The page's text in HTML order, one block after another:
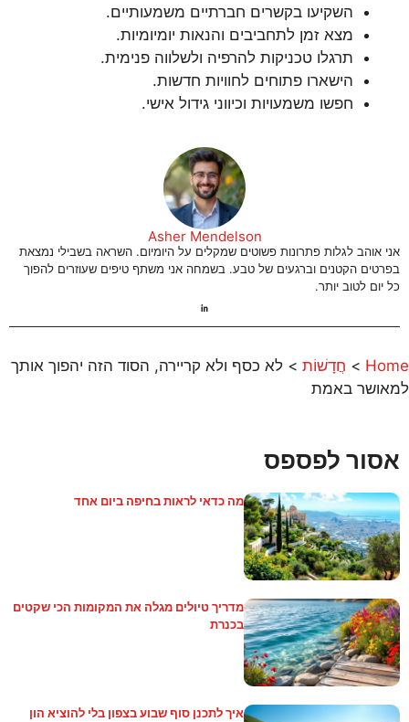
השקיעו בקשרים חברתיים משמעותיים.
מצא זמן לתחביבים והנאות יומיומיות.
תרגלו טכניקות להרפיה ולשלווה פנימית.
הישארו פתוחים לחוויות חדשות.
חפשו משמעויות וכיווני גידול אישי.
Asher Mendelson
אני אוהב לגלות פתרונות פשוטים שמקלים על היומיום. השראה בשבילי נמצאת
בפרטים הקטנים וברגעים של טבע. בשמחה אני משתף טיפים שעוזרים להפוך
כל יום לטוב יותר.
Home
> חֲדָשׁוֹת > לא כסף ולא קריירה, הסוד הזה יהפוך אותך
למאושר באמת
אסור לפספס
מה כדאי לראות בחיפה ביום אחד
מדריך טיולים מגלה את המקומות הכי שקטים
בכנרת
איך לתכנן סוף שבוע בצפון בלי להוציא הון